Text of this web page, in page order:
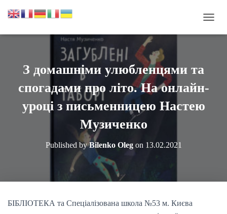
Е
З домашніми улюбленцями та
спогадами про літо. На онлайн-
уроці з письменницею Настею
Музиченко
Published byBilenko Olegon 13.02.2021
БІБЛІОТЕКА та Спеціалізована школа №53 м. Києва